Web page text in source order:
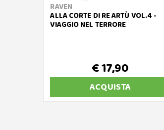
RAVEN
ALLA CORTE DI RE ARTÙ VOL.4 -
VIAGGIO NEL TERRORE
€ 17,90
ACQUISTA